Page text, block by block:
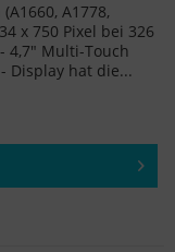
A1778,
x 750 Pixel bei 326
4,7" Multi-Touch
Display hat die...